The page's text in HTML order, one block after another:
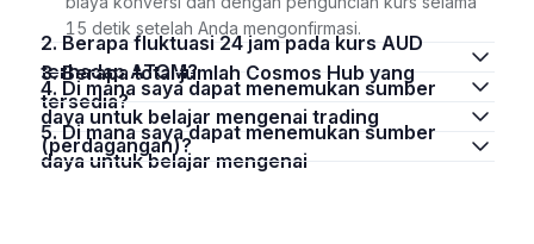
15 detik setelah Anda mengonfirmasi.
2. Berapa fluktuasi 24 jam pada kurs AUD
terhadap ATOM?
3. Berapa total jumlah Cosmos Hub yang
tersedia?
4. Di mana saya dapat menemukan sumber
daya untuk belajar mengenai trading
(perdagangan)?
5. Di mana saya dapat menemukan sumber
daya untuk belajar mengenai